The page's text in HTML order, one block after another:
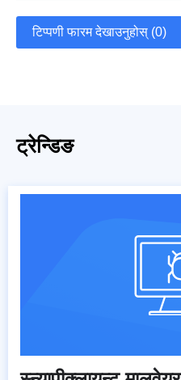
टिप्पणी फारम देखाउनुहोस् (0)
ट्रेन्डिङ